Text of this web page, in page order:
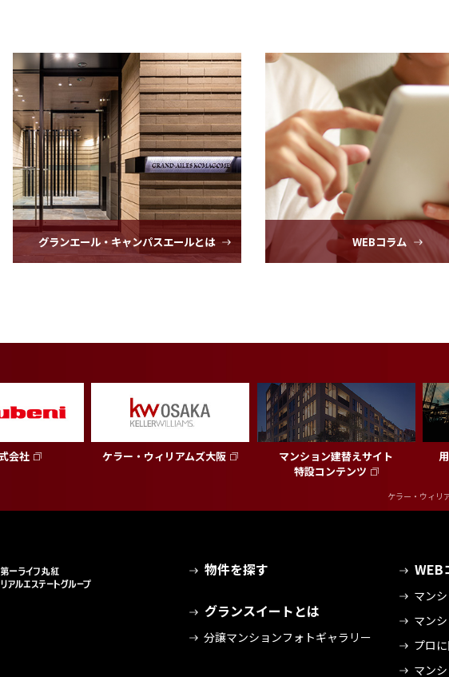
グランエール・ キャンパスエールとは WEBコラム
会社 ケラー・ウィリアムズ大阪
マンション建替えサイト
特設コンテンツ
ケラー・ウィリ
物件を探す
グランスイートとは
分譲マンションフォトギャラリー
WEB
マン
マン
プロ
マン